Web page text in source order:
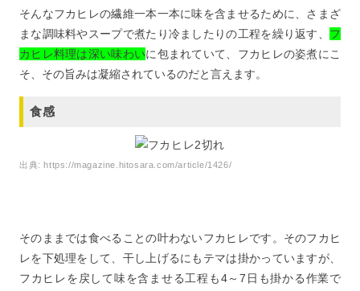
そんなフカヒレの繊維一本一本に味を含ませるために、さまざ
まな調味料やスープで煮たり冷ましたりの工程を繰り返す、 フ
カヒレ料理は深い味わいに包まれていて、フカヒレの姿煮にこ
そ、その旨みは凝縮されているのだと言えます。
食感
出典:https://magazine.hitosara.com/article/1426/
そのままでは食べることの叶わないフカヒレです。そのフカヒ
レを下処理をして、干し上げるにもテマは掛かっていますが、
フカヒレを戻して味を含ませる工程も4～7日も掛かる作業で